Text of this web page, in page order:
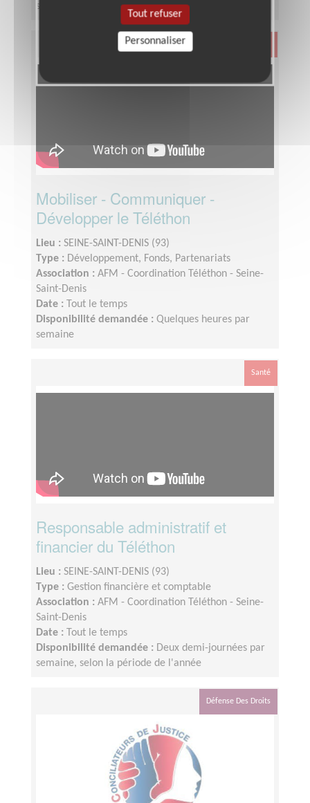
semaine, selon période de l'année
Mobiliser - Communiquer -
Développer le Téléthon
Lieu : SEINE-SAINT-DENIS (93)
Type : Développement, Fonds, Partenariats
Association : AFM - Coordination Téléthon - Seine-
Saint-Denis
Date :
Tout le temps
Disponibilité demandée : Quelques heures par
semaine
Santé
Responsable administratif et
financier du Téléthon
Lieu : SEINE-SAINT-DENIS (93)
Type : Gestion financière et comptable
Association : AFM - Coordination Téléthon - Seine-
Saint-Denis
Date :
Tout le temps
Disponibilité demandée : Deux demi-journées par
semaine, selon la période de l'année
Défense Des Droits
Tout refuser
Personnaliser